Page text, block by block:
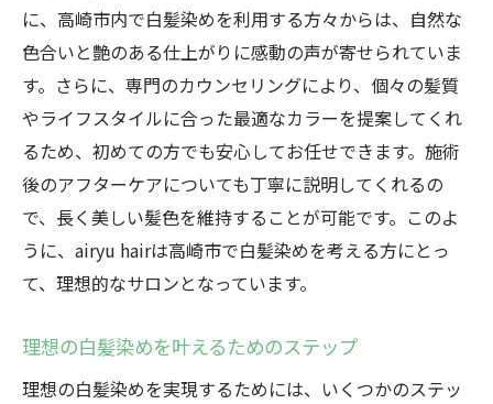
高崎市で白髪染めするならairyu hairへ
airyu hairの施術がもたらす特別な日常
白髪染めを通じて得られるairyu hairの魅力
高崎市での特別なひととき、airyu hairで
白髪染め体験の新しい基準、airyu hair
高崎市で探す理想の白髪染め体験をairyu hairで
理想の白髪染めを探す旅の終着点
高崎市で理想を実現、airyu hairの選び方
白髪染め選びで失敗しないためのポイント
高崎市での理想の白髪染めに出会う
に、高崎市内で白髪染めを利用する方々からは、自然な
色合いと艶のある仕上がりに感動の声が寄せられていま
す。さらに、専門のカウンセリングにより、個々の髪質
やライフスタイルに合った最適なカラーを提案してくれ
るため、初めての方でも安心してお任せできます。施術
後のアフターケアについても丁寧に説明してくれるの
で、長く美しい髪色を維持することが可能です。このよ
うに、airyu hairは高崎市で白髪染めを考える方にとっ
て、理想的なサロンとなっています。
理想の白髪染めを叶えるためのステップ
理想の白髪染めを実現するためには、いくつかのステッ